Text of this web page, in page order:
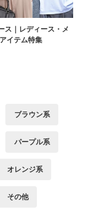
ス｜レディース・メ
イテム特集
ブラウン系
パープル系
オレンジ系
その他